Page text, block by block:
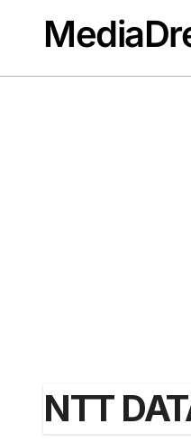
contenu
NTT